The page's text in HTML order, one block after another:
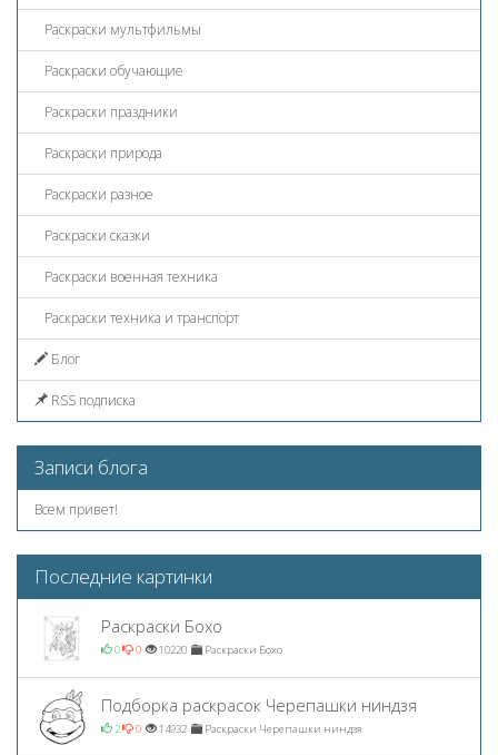
Раскраски мультфильмы
Раскраски обучающие
Раскраски праздники
Раскраски природа
Раскраски разное
Раскраски сказки
Раскраски военная техника
Раскраски техника и транспорт
Блог
RSS подписка
Записи блога
Всем привет!
Последние картинки
Раскраски Бохо
0 0 10220 Раскраски Бохо
Подборка раскрасок Черепашки ниндзя
2 0 14932 Раскраски Черепашки ниндзя